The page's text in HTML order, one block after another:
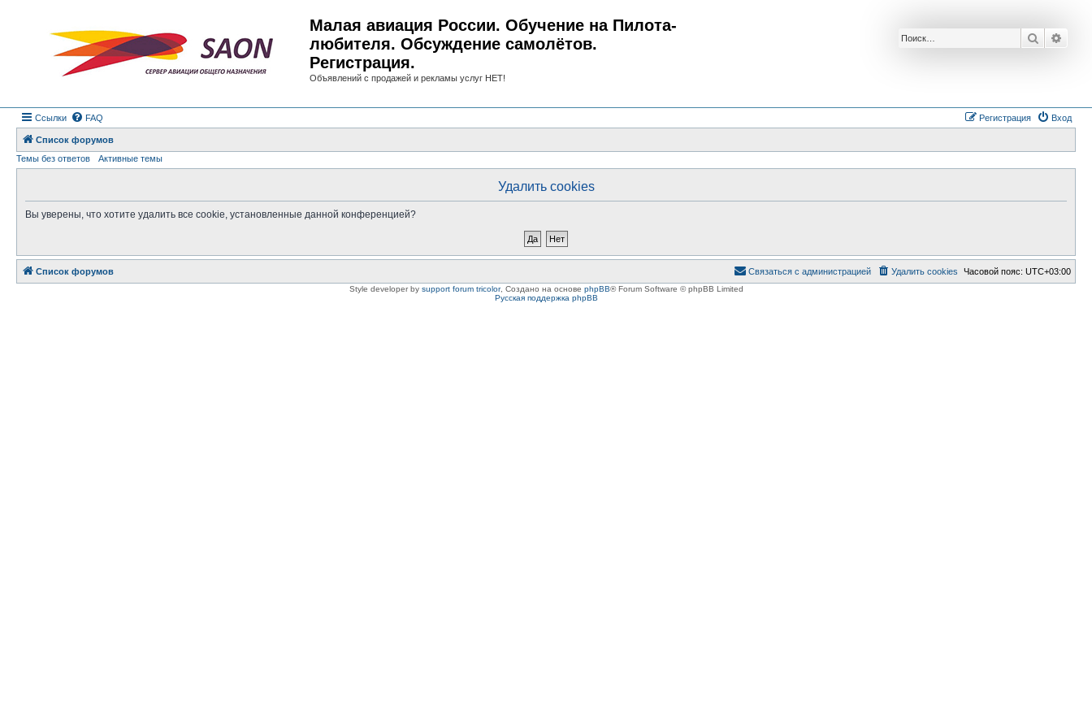
Малая авиация России. Обучение на Пилота-
любителя. Обсуждение самолётов.
Регистрация.
Объявлений с продажей и рекламы услуг НЕТ!
Поиск
Ссылки FAQ Вход
Регистрация
Список форумов
Темы без ответов
Активные темы
Удалить cookies
Вы уверены, что хотите удалить все cookie, установленные данной конференцией?
Список форумов Часовой пояс: UTC+03:00
Удалить cookies
Связаться с администрацией
Style developer by support forum tricolor, Создано на основе phpBB® Forum Software © phpBB Limited
Русская поддержка phpBB